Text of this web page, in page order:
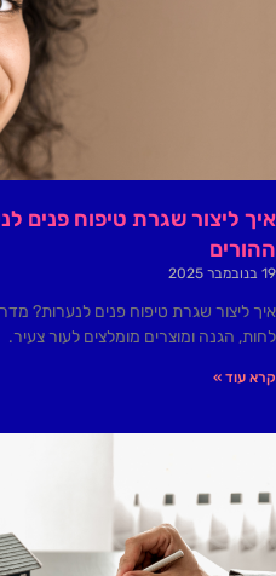
איך ליצור שגרת טיפוח פנים
ההורים
19 בנובמבר 2025
איך ליצור שגרת טיפוח פנים לנערות?
לחות, הגנה ומוצרים מומלצים לעור צעיר.
קרא עוד »